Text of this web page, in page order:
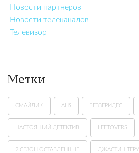
Новости партнеров
Новости телеканалов
Телевизор
Метки
СМАЙЛИК AHS БЕЗЗЕРИДЕС
НАСТОЯЩИЙ ДЕТЕКТИВ LEFTOVERS
2 СЕЗОН ОСТАВЛЕННЫЕ ДЖАСТИН ТЕРУ